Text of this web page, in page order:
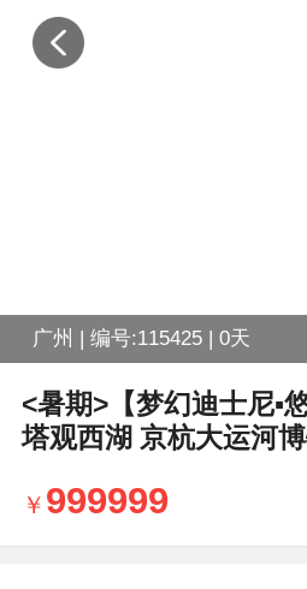
广州 | 编号:115425 | 0天
<暑期>【梦幻迪士尼▪
塔观西湖 京杭大运河
999999